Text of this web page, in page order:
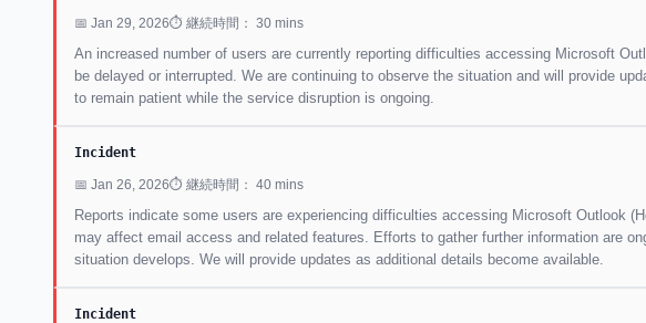
📅 Jan 29, 2026⏱ 継続時間： 30 mins
An increased number of users are currently reporting difficulties accessing Microsoft
be delayed or interrupted. We are continuing to observe the situation and will provide
to remain patient while the service disruption is ongoing.
Incident
📅 Jan 26, 2026⏱ 継続時間： 40 mins
Reports indicate some users are experiencing difficulties accessing Microsoft Outlook
may affect email access and related features. Efforts to gather further information are
situation develops. We will provide updates as additional details become available.
Incident